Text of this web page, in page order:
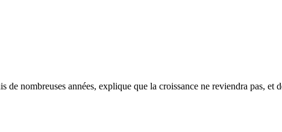
nombreuses années, explique que la croissance ne reviendra pas,